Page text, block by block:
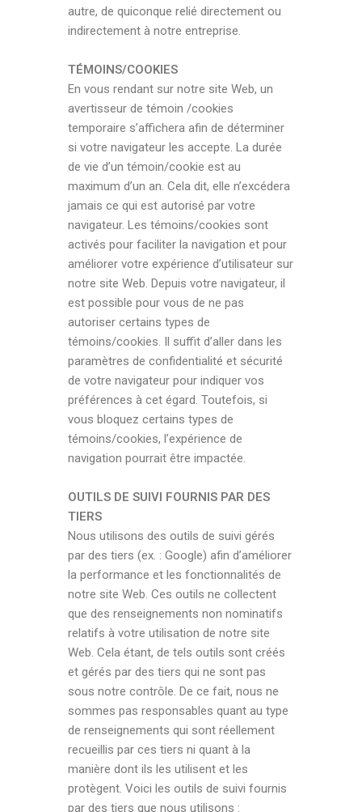
autre, de quiconque relié directement ou
indirectement à notre entreprise.
TÉMOINS/COOKIES
En vous rendant sur notre site Web, un
avertisseur de témoin /cookies
temporaire s’affichera afin de déterminer
si votre navigateur les accepte. La durée
de vie d’un témoin/cookie est au
maximum d’un an. Cela dit, elle n’excédera
jamais ce qui est autorisé par votre
navigateur. Les témoins/cookies sont
activés pour faciliter la navigation et pour
améliorer votre expérience d’utilisateur sur
notre site Web. Depuis votre navigateur, il
est possible pour vous de ne pas
autoriser certains types de
témoins/cookies. Il suffit d’aller dans les
paramètres de confidentialité et sécurité
de votre navigateur pour indiquer vos
préférences à cet égard. Toutefois, si
vous bloquez certains types de
témoins/cookies, l’expérience de
navigation pourrait être impactée.
OUTILS DE SUIVI FOURNIS PAR DES
TIERS
Nous utilisons des outils de suivi gérés
par des tiers (ex. : Google) afin d’améliorer
la performance et les fonctionnalités de
notre site Web. Ces outils ne collectent
que des renseignements non nominatifs
relatifs à votre utilisation de notre site
Web. Cela étant, de tels outils sont créés
et gérés par des tiers qui ne sont pas
sous notre contrôle. De ce fait, nous ne
sommes pas responsables quant au type
de renseignements qui sont réellement
recueillis par ces tiers ni quant à la
manière dont ils les utilisent et les
protègent. Voici les outils de suivi fournis
par des tiers que nous utilisons :